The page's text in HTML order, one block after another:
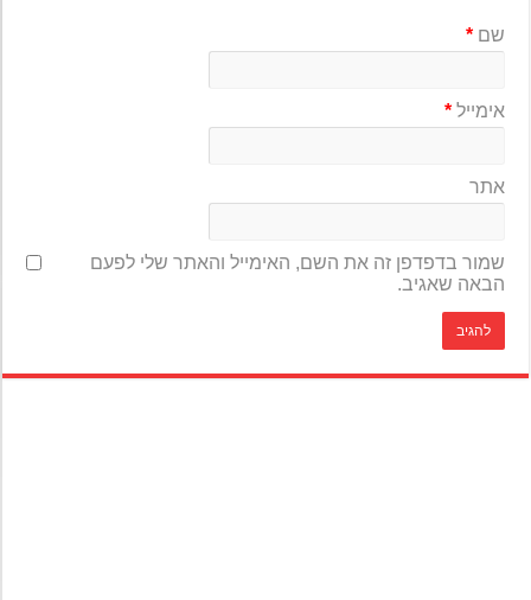
שם*
אימייל*
אתר
שמור בדפדפן זה את השם, האימייל והאתר שלי לפעם
הבאה שאגיב.